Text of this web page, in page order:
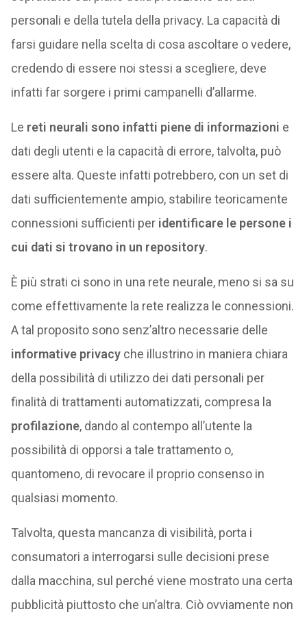
personali e della tutela della privacy. La capacità di
farsi guidare nella scelta di cosa ascoltare o vedere,
credendo di essere noi stessi a scegliere, deve
infatti far sorgere i primi campanelli d’allarme.
Le reti neurali sono infatti piene di informazioni e
dati degli utenti e la capacità di errore, talvolta, può
essere alta. Queste infatti potrebbero, con un set di
dati sufficientemente ampio, stabilire teoricamente
connessioni sufficienti per identificare le persone i
cui dati si trovano in un repository.
È più strati ci sono in una rete neurale, meno si sa su
come effettivamente la rete realizza le connessioni.
A tal proposito sono senz’altro necessarie delle
informative privacyche illustrino in maniera chiara
della possibilità di utilizzo dei dati personali per
finalità di trattamenti automatizzati, compresa la
profilazione, dando al contempo all’utente la
possibilità di opporsi a tale trattamento o,
quantomeno, di revocare il proprio consenso in
qualsiasi momento.
Talvolta, questa mancanza di visibilità, porta i
consumatori a interrogarsi sulle decisioni prese
dalla macchina, sul perché viene mostrato una certa
pubblicità piuttosto che un’altra. Ciò ovviamente non